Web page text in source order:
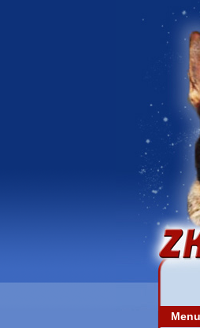
Menu